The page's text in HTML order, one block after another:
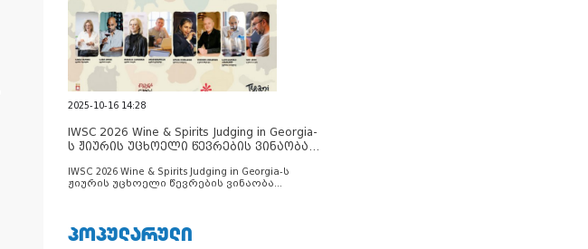
2025-10-16 14:28
IWSC 2026 Wine & Spirits Judging in Georgia-
ს ჟიურის უცხოელი წევრების ვინაობა
IWSC 2026 Wine & Spirits Judging in Georgia-ს
ჟიურის უცხოელი წევრების ვინაობა
ᲞᲝᲞᲣᲚᲐᲠᲣᲚᲘ